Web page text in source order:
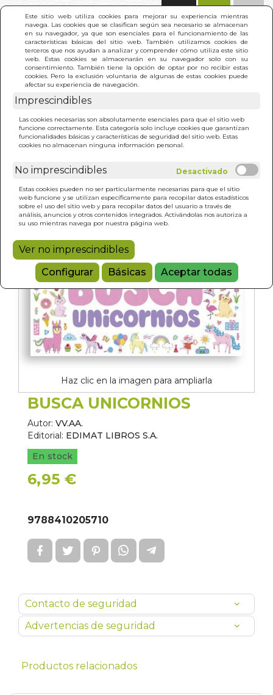
Este sitio web utiliza cookies para mejorar su experiencia mientras
navega. Las cookies que se clasifican según sea necesario se almacenan
en su navegador, ya que son esenciales para el funcionamiento de las
características básicas del sitio web. También utilizamos cookies de
terceros que nos ayudan a analizar y comprender cómo utiliza este sitio
web. Estas cookies se almacenarán en su navegador solo con su
consentimiento. También tiene la opción de optar por no recibir estas
cookies. Pero la exclusión voluntaria de algunas de estas cookies puede
afectar su experiencia de navegación.
Imprescindibles
Las cookies necesarias son absolutamente esenciales para que el sitio web
funcione correctamente. Esta categoría solo incluye cookies que garantizan
funcionalidades básicas y características de seguridad del sitio web. Estas
cookies no almacenan ninguna información personal.
No imprescindibles
Estas cookies pueden no ser particularmente necesarias para que el sitio
web funcione y se utilizan específicamente para recopilar datos estadísticos
sobre el uso del sitio web y para recopilar datos del usuario a través de
análisis, anuncios y otros contenidos integrados. Activándolas nos autoriza a
su uso mientras navega por nuestra página web.
Ver no imprescindibles
Configurar
Básicas Aceptar todas
INICIO > BUSCA UNICORNIOS
Haz clic en la imagen para ampliarla
BUSCA UNICORNIOS
Autor: VV.AA.
Editorial: EDIMAT LIBROS S.A.
En stock
6,95 €
9788410205710
Contacto de seguridad
Advertencias de seguridad
Productos relacionados